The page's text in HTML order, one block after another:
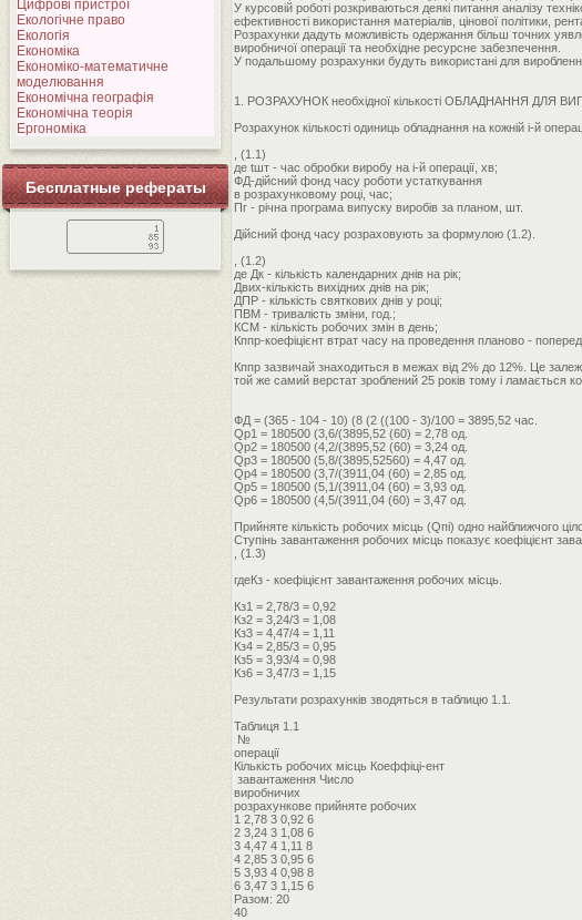
Цифрові пристрої
Екологічне право
Екологія
Економіка
Економіко-математичне
моделювання
Економічна географія
Економічна теорія
Ергономіка
Бесплатные рефераты
У курсовій роботі розкриваються деякі питання аналізу
ефективності використання матеріалів, цінової політики,
Розрахунки дадуть можливість одержання більш точних
виробничої операції та необхідне ресурсне забезпечення.
У подальшому розрахунки будуть використані для
1. РОЗРАХУНОК необхідної кількості ОБЛАДНАННЯ ДЛЯ
Розрахунок кількості одиниць обладнання на кожній i-й
, (1.1)
де tшт - час обробки виробу на i-й операції, хв;
ФД-дійсний фонд часу роботи устаткування
в розрахунковому році, час;
Пг - річна програма випуску виробів за планом, шт.
Дійсний фонд часу розраховують за формулою (1.2).
, (1.2)
де Дк - кількість календарних днів на рік;
Двих-кількість вихідних днів на рік;
ДПР - кількість святкових днів у році;
ПВМ - тривалість зміни, год.;
КСМ - кількість робочих змін в день;
Кппр-коефіцієнт втрат часу на проведення планово -
Кппр зазвичай знаходиться в межах від 2% до 12%. Це
той же самий верстат зроблений 25 років тому і ламається
ФД = (365 - 104 - 10) (8 (2 ((100 - 3)/100 = 3895,52 час.
Qp1 = 180500 (3,6/(3895,52 (60) = 2,78 од.
Qp2 = 180500 (4,2/(3895,52 (60) = 3,24 од.
Qp3 = 180500 (5,8/(3895,52560) = 4,47 од.
Qp4 = 180500 (3,7/(3911,04 (60) = 2,85 од.
Qp5 = 180500 (5,1/(3911,04 (60) = 3,93 од.
Qp6 = 180500 (4,5/(3911,04 (60) = 3,47 од.
Прийняте кількість робочих місць (Qпi) одно найближчого
Ступінь завантаження робочих місць показує коефіцієнт
, (1.3)
гдеКз - коефіцієнт завантаження робочих місць.
Кз1 = 2,78/3 = 0,92
Кз2 = 3,24/3 = 1,08
Кз3 = 4,47/4 = 1,11
Кз4 = 2,85/3 = 0,95
Кз5 = 3,93/4 = 0,98
Кз6 = 3,47/3 = 1,15
Результати розрахунків зводяться в таблицю 1.1.
Таблиця 1.1
№
операції
Кількість робочих місць Коеффіці-ент
завантаження Число
виробничих
розрахункове прийняте робочих
1 2,78 3 0,92 6
2 3,24 3 1,08 6
3 4,47 4 1,11 8
4 2,85 3 0,95 6
5 3,93 4 0,98 8
6 3,47 3 1,15 6
Разом: 20
40